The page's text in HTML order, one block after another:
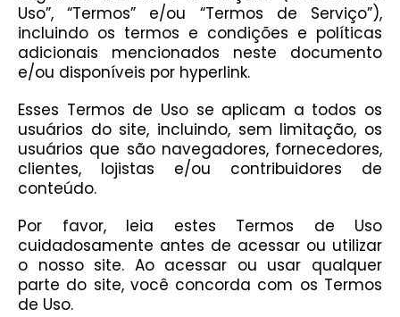
Uso”, “Termos” e/ou “Termos de Serviço”),
incluindo os termos e condições e políticas
adicionais mencionados neste documento
e/ou disponíveis por hyperlink.
Esses Termos de Uso se aplicam a todos os
usuários do site, incluindo, sem limitação, os
usuários que são navegadores, fornecedores,
clientes, lojistas e/ou contribuidores de
conteúdo.
Por favor, leia estes Termos de Uso
cuidadosamente antes de acessar ou utilizar
o nosso site. Ao acessar ou usar qualquer
parte do site, você concorda com os Termos
de Uso.